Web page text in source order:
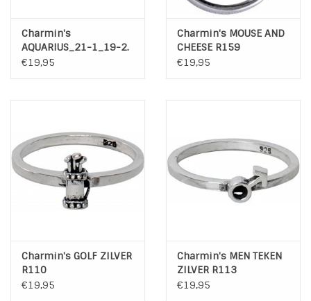
Charmin's
AQUARIUS_21-1_19-2.
R165
€19,95
Charmin's MOUSE AND
CHEESE R159
€19,95
Charmin's GOLF ZILVER
R110
€19,95
Charmin's MEN TEKEN
ZILVER R113
€19,95